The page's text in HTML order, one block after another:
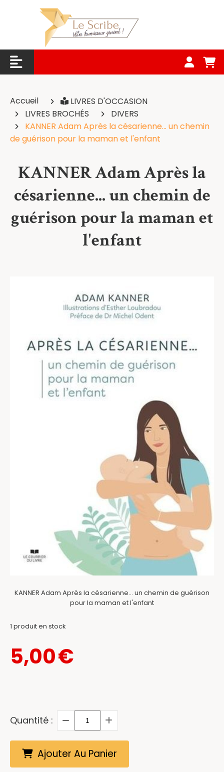
Accueil
LIVRES D'OCCASION
LIVRES BROCHÉS
DIVERS
KANNER Adam Après la césarienne... un chemin
de guérison pour la maman et l'enfant
KANNER Adam Après la
césarienne... un chemin de
guérison pour la maman et
l'enfant
KANNER Adam Après la césarienne... un chemin de guérison
pour la maman et l'enfant
5,00€
1 produit en stock
Quantité :
Ajouter Au Panier